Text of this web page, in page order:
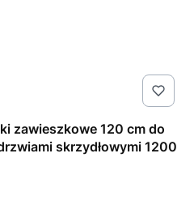
zawieszkowe 120 cm do
skrzydłowymi 1200